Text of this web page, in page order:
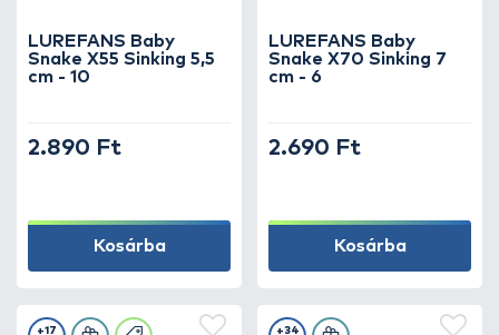
LUREFANS Baby
Snake X55 Sinking 5,5
cm - 10
2.890 Ft
Kosárba
LUREFANS Baby
Snake X70 Sinking 7
cm - 6
2.690 Ft
Kosárba
+17 +34